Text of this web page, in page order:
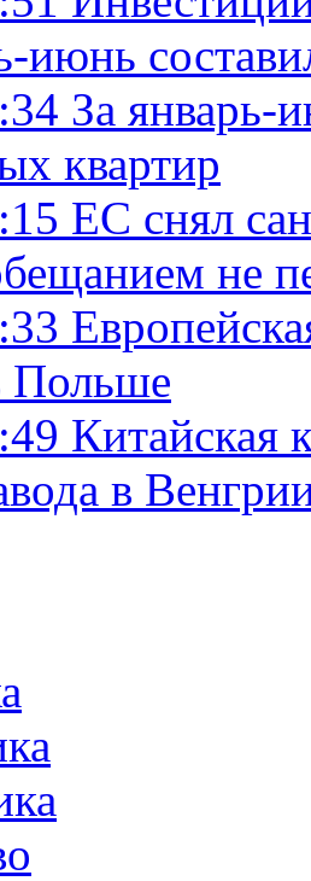
июнь
За январь-
квартир
ЕС снял
не
Польше
Китайская
в